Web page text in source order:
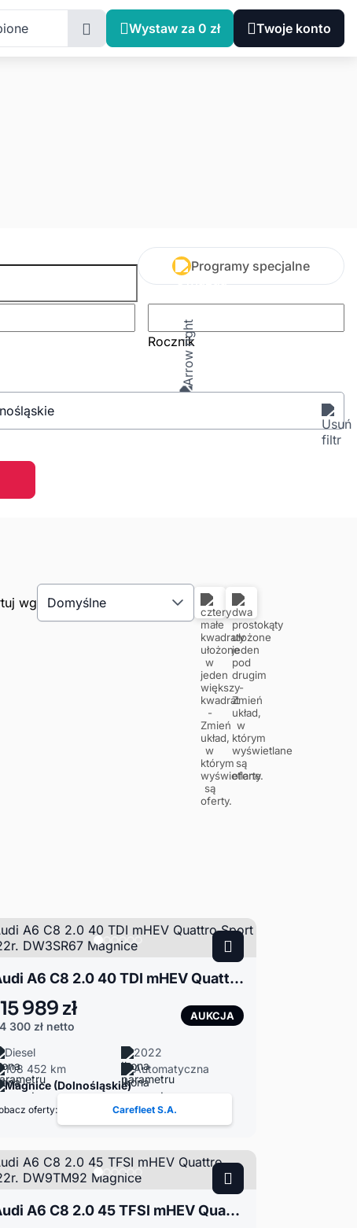
Wystaw za 0 zł Twoje konto
Programy specjalne
Rocznik
wg Domyślne
Audi A6 C8 2.0 40 TDI mHEV Quattro Sport 2022r. DW3SR67 Magnice
989 zł
300 zł netto
AUKCJA
Diesel
2022
108 452 km
Automatyczna
Magnice (Dolnośląskie)
oferty: Carefleet S.A.
Audi A6 C8 2.0 45 TFSI mHEV Quattro 2022r. DW9TM92 Magnice